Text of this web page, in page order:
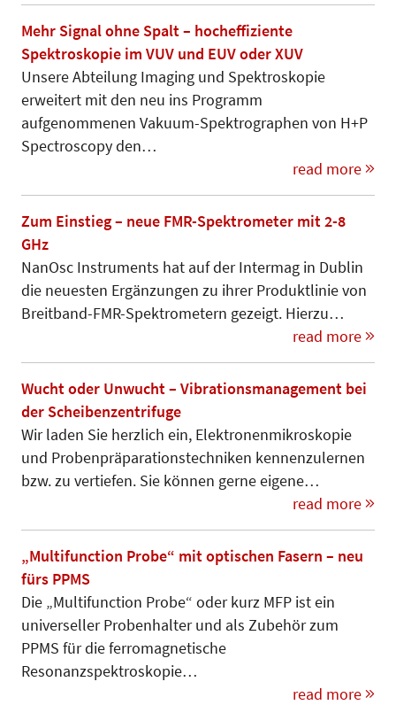
Mehr Signal ohne Spalt – hocheffiziente
Spektroskopie im VUV und EUV oder XUV
Unsere Abteilung Imaging und Spek­troskopie
erweitert mit den neu ins Programm
aufgenommenen Va­ku­um-Spektrographen von H+P
Spec­tros­co­py den…
read more
Zum Einstieg – neue FMR-Spektrometer mit 2-8
GHz
NanOsc Instruments hat auf der Intermag in Dublin
die neuesten Ergänzungen zu ihrer Produktlinie von
Breitband-FMR-Spektrometern gezeigt. Hierzu…
read more
Wucht oder Unwucht – Vibrationsmanagement bei
der Scheibenzentrifuge
Wir laden Sie herzlich ein, Elek­tro­nen­mikroskopie
und Pro­ben­prä­pa­­ra­tionstechniken kennenzu­ler­nen
bzw. zu vertiefen. Sie können gerne eigene…
read more
„Multifunction Probe“ mit optischen Fasern – neu
fürs PPMS
Die „Multifunction Probe“ oder kurz MFP ist ein
universeller Probenhalter und als Zubehör zum
PPMS für die ferromagnetische
Resonanzspektroskopie…
read more